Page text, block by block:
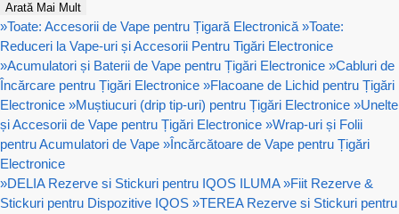
Arată Mai Mult
»Toate: Accesorii de Vape pentru Țigară Electronică »Toate:
Reduceri la Vape-uri și Accesorii Pentru Tigări Electronice
»Acumulatori și Baterii de Vape pentru Țigări Electronice »Cabluri de
Încărcare pentru Țigări Electronice »Flacoane de Lichid pentru Țigări
Electronice »Muștiucuri (drip tip-uri) pentru Țigări Electronice »Unelte
și Accesorii de Vape pentru Țigări Electronice »Wrap-uri și Folii
pentru Acumulatori de Vape »Încărcătoare de Vape pentru Țigări
Electronice
»DELIA Rezerve si Stickuri pentru IQOS ILUMA »Fiit Rezerve &
Stickuri pentru Dispozitive IQOS »TEREA Rezerve si Stickuri pentru